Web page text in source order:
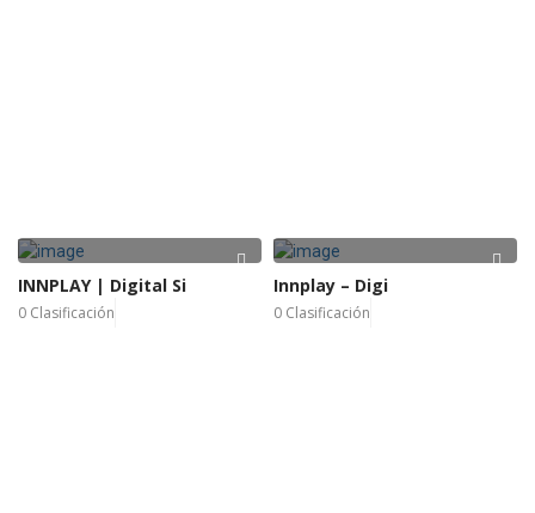
INNPLAY | Digital Si
0 Clasificación
Innplay – Digi
0 Clasificación